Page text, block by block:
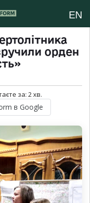
EN
орден
за: 2хв.
в Google